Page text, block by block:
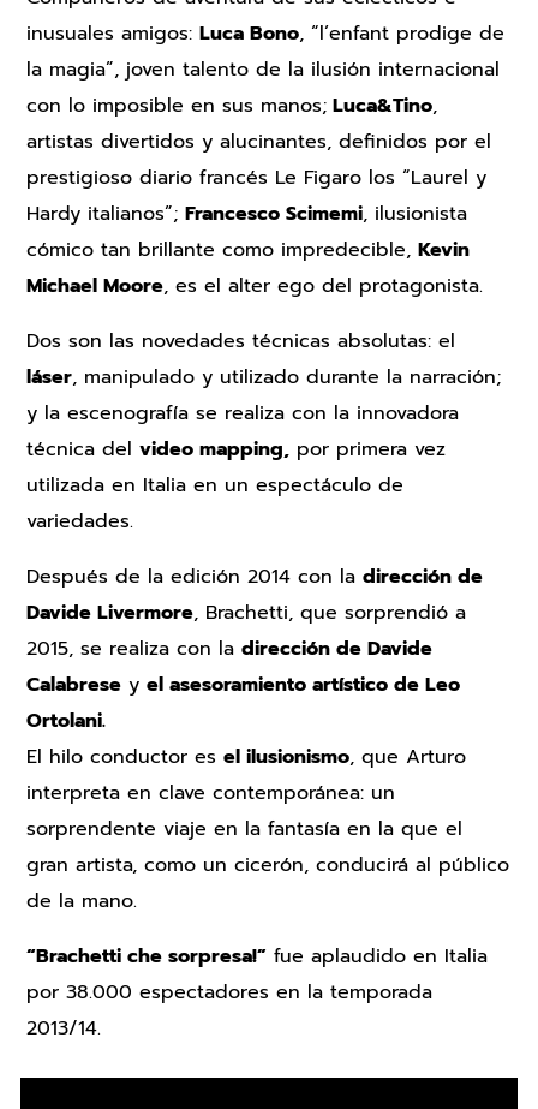
inusuales amigos:Luca Bono, “l’enfant prodige de
la magia”, joven talento de la ilusión internacional
con lo imposible en sus manos; Luca&Tino,
artistas divertidos y alucinantes, definidos por el
prestigioso diario francés Le Figaro los “Laurel y
Hardy italianos”;Francesco Scimemi, ilusionista
cómico tan brillante como impredecible,Kevin
Michael Moore, es el alter ego del protagonista.
Dos son las novedades técnicas absolutas: el
láser, manipulado y utilizado durante la narración;
y la escenografía se realiza con la innovadora
técnica delvideo mapping, por primera vez
utilizada en Italia en un espectáculo de
variedades.
Después de la edición 2014 con ladirección de
Davide Livermore, Brachetti, que sorprendió a
2015, se realiza con ladirección de Davide
Calabrese yel asesoramiento artístico de Leo
Ortolani.
El hilo conductor esel ilusionismo, que Arturo
interpreta en clave contemporánea: un
sorprendente viaje en la fantasía en la que el
gran artista, como un cicerón, conducirá al público
de la mano.
“Brachetti che sorpresa!” fue aplaudido en Italia
por 38.000 espectadores en la temporada
2013/14.